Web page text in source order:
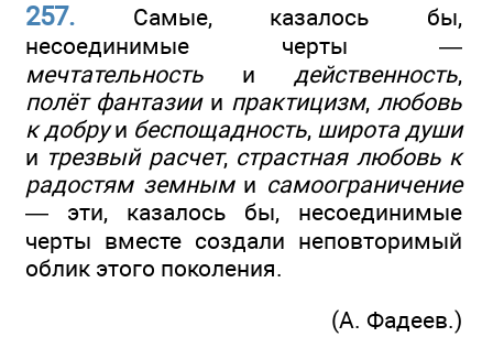
257. Самые, казалось бы,
несоединимые черты —
мечтательность и действенность,
полёт фантазиии практицизм, любовь
к добруи беспощадность, широта души
и трезвый расчет, страстная любовь к
радостям земными самоограничение
— эти, казалось бы, несоединимые
черты вместе создали неповторимый
облик этого поколения.
(А. Фадеев.)